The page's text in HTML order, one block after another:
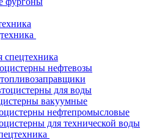
спецтехника
нефтевозы
для воды
вакуумные
нефтепромысловые
для технической воды